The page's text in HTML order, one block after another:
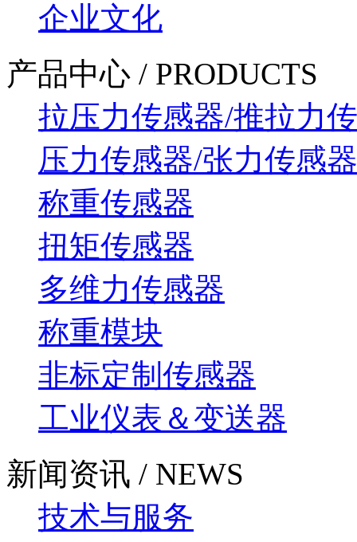
企业文化
产品中心 / PRODUCTS
拉压力传感器/推拉力
压力传感器/张力传感器
称重传感器
扭矩传感器
多维力传感器
称重模块
非标定制传感器
工业仪表＆变送器
新闻资讯 / NEWS
技术与服务